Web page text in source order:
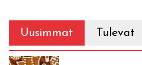
Uusimmat Tulevat